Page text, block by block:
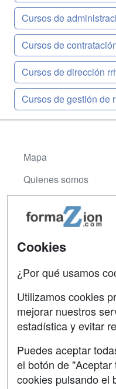
Cursos de
Cursos de
Cursos de dirección
Cursos de gestión de
Mapa
Quienes somos
Acceso Usuarios
Acceso Centros
Contactar
Confidencialidad
Copyleft
Cookies
¿Por qué usamos
Utilizamos cookies
mejorar nuestros
estadística y evitar
Puedes aceptar
el botón de
cookies pulsando el